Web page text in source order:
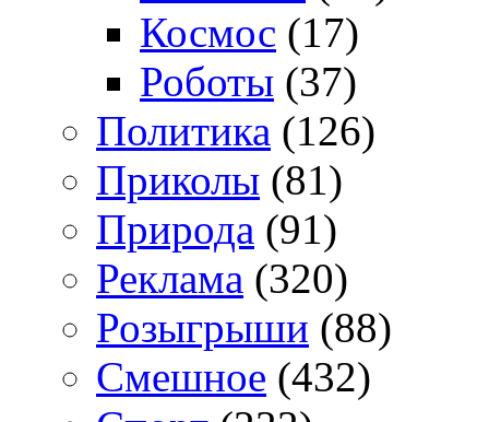
Космос (17)
Роботы (37)
Политика (126)
Приколы (81)
Природа (91)
Реклама (320)
Розыгрыши (88)
Смешное (432)